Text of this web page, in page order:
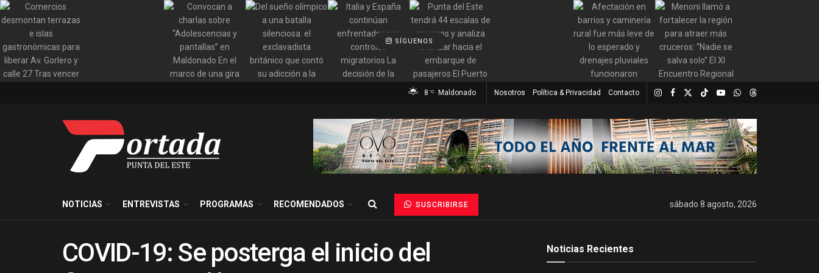
SÍGUENOS
8 °C Maldonado Nosotros Política & Privacidad Contacto
NOTICIAS ENTREVISTAS PROGRAMAS RECOMENDADOS SUSCRIBIRSE sábado 8 agosto, 2026
COVID-19: Se posterga el inicio del
Noticias Recientes